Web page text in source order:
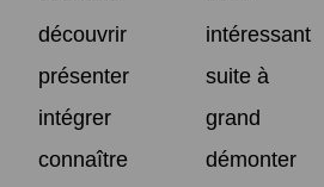
découvrir
intéressant
présenter
suite à
intégrer
grand
connaître
démonter